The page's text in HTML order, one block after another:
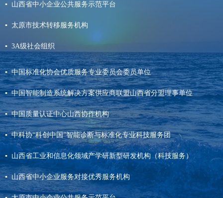
▪ 山西省中小企业公共服务示范平台
▪ 太原市技术转移服务机构
▪ 3A级社会组织
▪ 中国标准化协会优质服务专业委员会委员单位
▪ 中国智能制造系统解决方案供应商联盟山西省分盟理事单位
▪ 中国质量认证中心山西协作机构
▪ 中科协“科创中国”智能诊断与标准化专业科技服务团
▪ 山西省工业和信息化领域产学研新型研发机构（科技服务）
▪ 山西省中小企业服务对接优秀服务机构